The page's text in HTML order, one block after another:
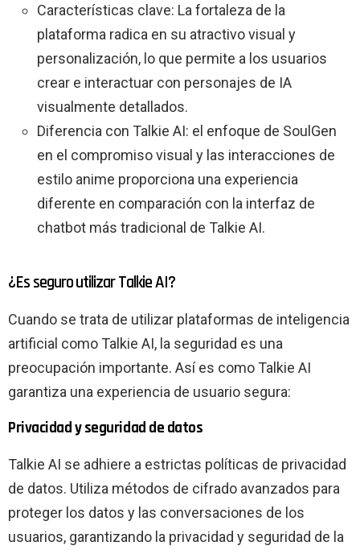
Características clave: La fortaleza de la
plataforma radica en su atractivo visual y
personalización, lo que permite a los usuarios
crear e interactuar con personajes de IA
visualmente detallados.
Diferencia con Talkie AI: el enfoque de SoulGen
en el compromiso visual y las interacciones de
estilo anime proporciona una experiencia
diferente en comparación con la interfaz de
chatbot más tradicional de Talkie AI.
¿Es seguro utilizar Talkie AI?
Cuando se trata de utilizar plataformas de inteligencia
artificial como Talkie AI, la seguridad es una
preocupación importante. Así es como Talkie AI
garantiza una experiencia de usuario segura:
Privacidad y seguridad de datos
Talkie AI se adhiere a estrictas políticas de privacidad
de datos. Utiliza métodos de cifrado avanzados para
proteger los datos y las conversaciones de los
usuarios, garantizando la privacidad y seguridad de la